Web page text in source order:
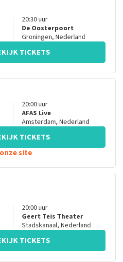
20:30uur
De Oosterpoort
Groningen, Nederland
TICKETS
20:00uur
AFAS Live
Amsterdam, Nederland
TICKETS
site
20:00uur
Geert Teis Theater
Stadskanaal, Nederland
TICKETS